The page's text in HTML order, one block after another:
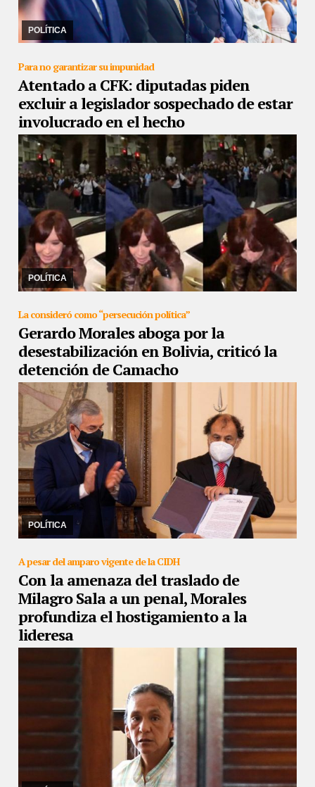
POLÍTICA
magistrado luego del fallo en el cual favorece a la Ciudad
Autónoma de Buenos Aires por los fondos de la ...
Para no garantizar su impunidad
Atentado a CFK: diputadas piden
excluir a legislador sospechado de estar
involucrado en el hecho
POLÍTICA
30/12/2022 “Inhabilidad moral” es la figura con la que 5
legisladoras piden apartar a Gerardo Milman del PRO. Un testigo
de la causa dijo haber oído del propio ...
La consideró como “persecución política”
Gerardo Morales aboga por la
desestabilización en Bolivia, criticó la
detención de Camacho
POLÍTICA
29/12/2022
El gobernador de Santa Cruz está siendo investigado
por el golpe de Estado a Evo Morales, por lo que el mandatario
jujeño catalogó de “dudosa” la det ...
A pesar del amparo vigente de la CIDH
Con la amenaza del traslado de
Milagro Sala a un penal, Morales
profundiza el hostigamiento a la
lideresa
Así lo catalogó el CELS, luego que Morales instruyera
al fiscal de la provincia para que la lideresa cumpla lo que queda